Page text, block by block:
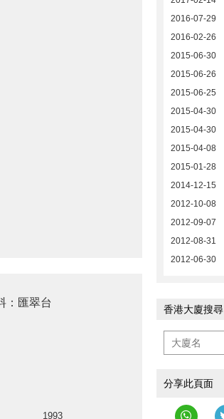
：匯翠台
1993
2016-07-29
2016-02-26
2015-06-30
2015-06-26
2015-06-25
2015-04-30
2015-04-30
2015-04-08
2015-01-28
2014-12-15
2012-10-08
2012-09-07
2012-08-31
2012-06-30
香港大廈搜尋
分享此頁面